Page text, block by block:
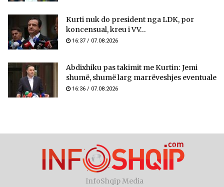
Kurti nuk do president nga LDK, por
koncensual, kreu i VV...
16:37 / 07.08.2026
Abdixhiku pas takimit me Kurtin: Jemi
shumë, shumë larg marrëveshjes eventuale
16:36 / 07.08.2026
InfoShqip Media